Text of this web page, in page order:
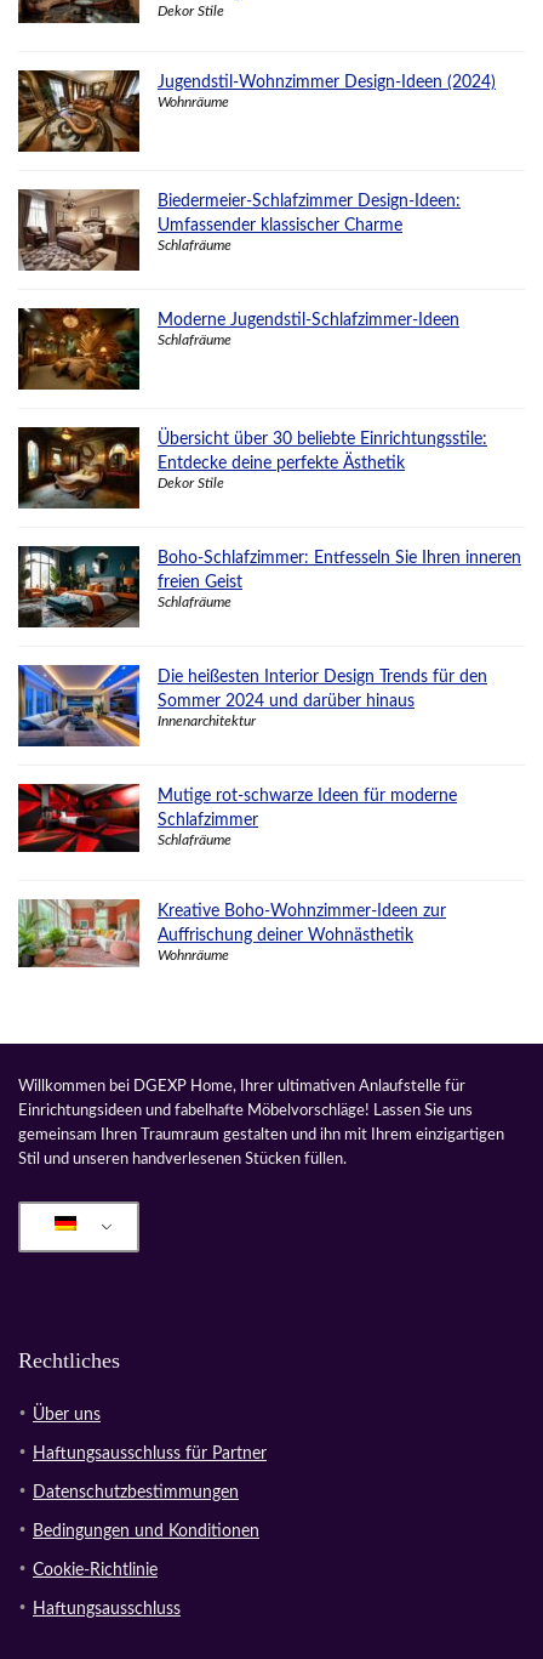
Dekor Stile
Jugendstil-Wohnzimmer Design-Ideen (2024)
Wohnräume
Biedermeier-Schlafzimmer Design-Ideen:
Umfassender klassischer Charme
Schlafräume
Moderne Jugendstil-Schlafzimmer-Ideen
Schlafräume
Übersicht über 30 beliebte Einrichtungsstile:
Entdecke deine perfekte Ästhetik
Dekor Stile
Boho-Schlafzimmer: Entfesseln Sie Ihren inneren
freien Geist
Schlafräume
Die heißesten Interior Design Trends für den
Sommer 2024 und darüber hinaus
Innenarchitektur
Mutige rot-schwarze Ideen für moderne
Schlafzimmer
Schlafräume
Kreative Boho-Wohnzimmer-Ideen zur
Auffrischung deiner Wohnästhetik
Wohnräume
Willkommen bei DGEXP Home, Ihrer ultimativen Anlaufstelle für
Einrichtungsideen und fabelhafte Möbelvorschläge! Lassen Sie uns
gemeinsam Ihren Traumraum gestalten und ihn mit Ihrem einzigartigen
Stil und unseren handverlesenen Stücken füllen.
Rechtliches
Über uns
Haftungsausschluss für Partner
Datenschutzbestimmungen
Bedingungen und Konditionen
Cookie-Richtlinie
Haftungsausschluss